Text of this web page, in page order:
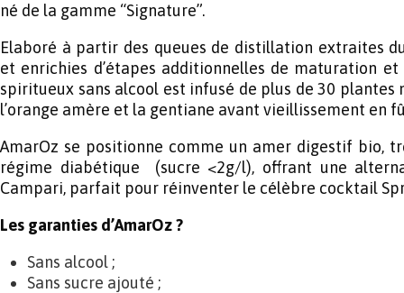
né de la gamme “Signature”.
Elaboré à partir des queues de distillation extraites
et enrichies d’étapes additionnelles de maturation
spiritueux sans alcool est infusé de plus de 30 plantes
l’orange amère et la gentiane avant vieillissement en
AmarOz se positionne comme un amer digestif bio,
régime diabétique (sucre <2g/l), offrant une
Campari, parfait pour réinventer le célèbre cocktail
Les garanties d’AmarOz ?
Sans alcool ;
Sans sucre ajouté ;